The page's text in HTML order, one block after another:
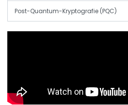
Post-Quantum-Kryptografie (PQC)